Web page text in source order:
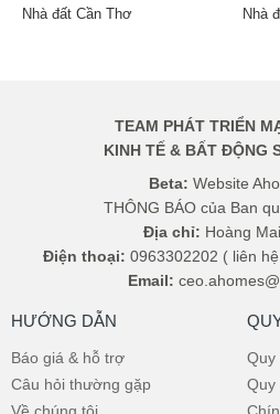
Nhà đất Cần Thơ
Nhà
TEAM PHÁT TRIỂN
KINH TẾ & BẤT ĐỘNG
Beta: Website
THÔNG BÁO của Ban
Địa chỉ: Hoàng
Điện thoại: 0963302202 ( liên
Email:
HƯỚNG DẪN
Báo giá & hỗ trợ
Câu hỏi thường gặp
Quy
Quy